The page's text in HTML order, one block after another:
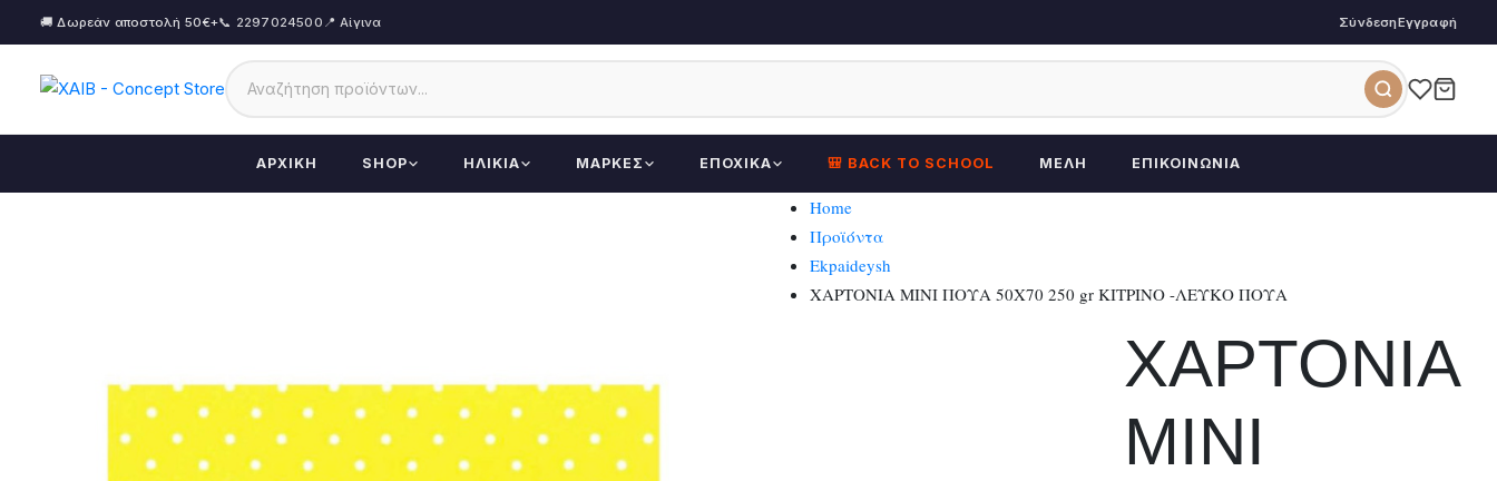
🚚 Δωρεάν αποστολή 50€+📞 2297024500 📍 Αίγινα ΣύνδεσηΕγγραφή
ΑΡΧΙΚΉ SHOP ΗΛΙΚΊΑ ΜΆΡΚΕΣ ΕΠΟΧΙΚΆ 🎒 BACK TO SCHOOL ΜΈΛΗ ΕΠΙΚΟΙΝΩΝΊΑ
Home
Προϊόντα
Ekpaideysh
ΧΑΡΤΟΝΙΑ ΜΙΝΙ ΠΟΥΑ 50Χ70 250 gr ΚΙΤΡΙΝΟ -ΛΕΥΚΟ ΠΟΥΑ
ΧΑΡΤΟΝΙΑ
ΜΙΝΙ